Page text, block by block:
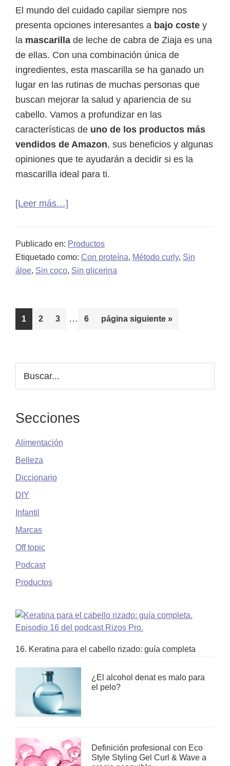
El mundo del cuidado capilar siempre nos
presenta opciones interesantes a bajo coste y
la mascarilla de leche de cabra de Ziaja es una
de ellas. Con una combinación única de
ingredientes, esta mascarilla se ha ganado un
lugar en las rutinas de muchas personas que
buscan mejorar la salud y apariencia de su
cabello. Vamos a profundizar en las
características de uno de los productos más
vendidos de Amazon, sus beneficios y algunas
opiniones que te ayudarán a decidir si es la
mascarilla ideal para ti.
[Leer más…]
Ziaja
leche
de
opinión
Publicado en: Productos
Etiquetado como: Con proteína, Método curly, Sin
áloe, Sin coco, Sin glicerina
Página
1 Página
2 Página
3
Páginas
… Página
6
Ir
página siguiente »
Barra
lateral
Secciones
Alimentación
Belleza
Diccionario
DIY
Infantil
Marcas
Off topic
Podcast
Productos
16. Keratina para el cabello rizado: guía completa
¿El alcohol denat es malo para
el pelo?
Definición profesional con Eco
Style Styling Gel Curl & Wave a